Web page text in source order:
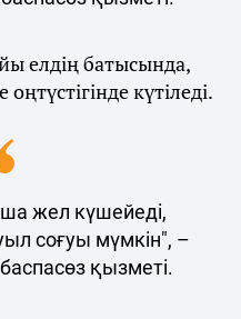
елдің батысында,
күтіледі.
жел күшейеді,
соғуы мүмкін", –
қызметі.